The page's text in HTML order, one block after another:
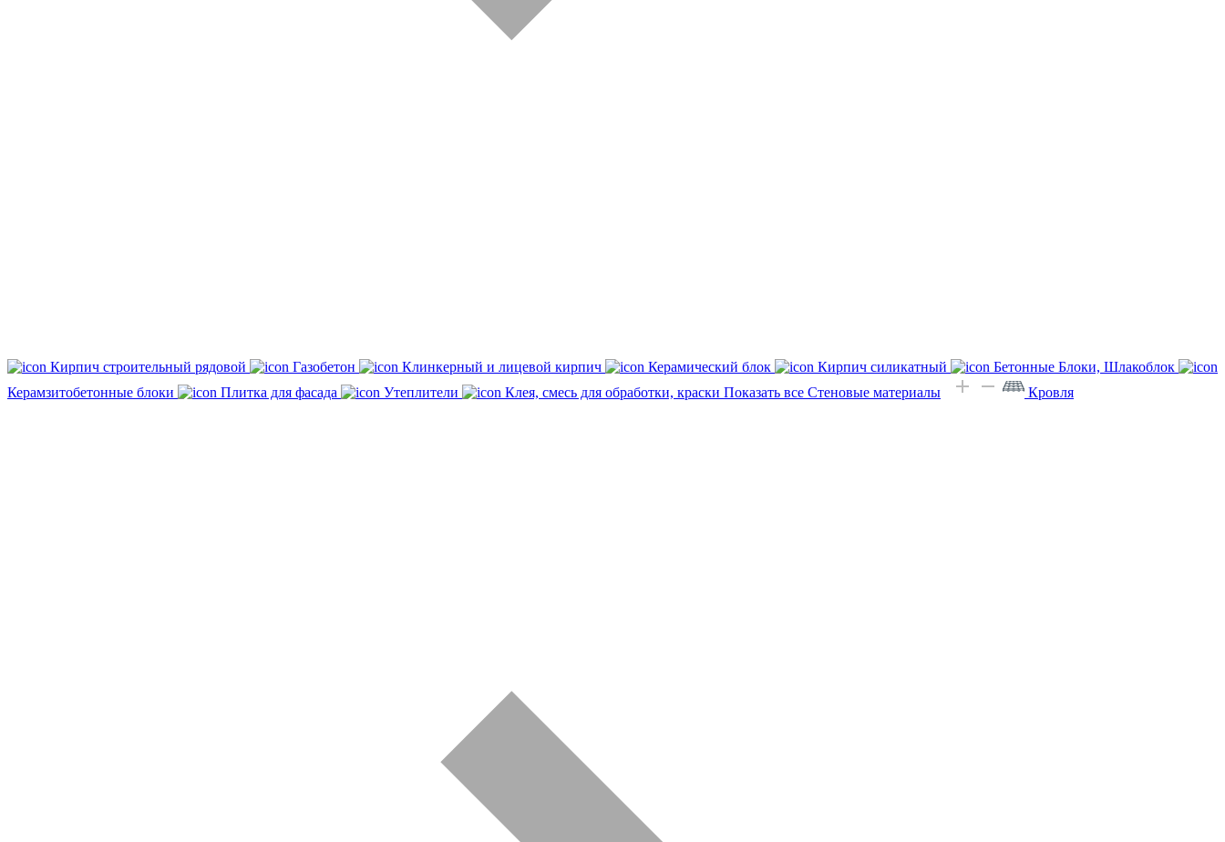
Кирпич строительный рядовой Газобетон Клинкерный и лицевой кирпич Керамический блок Кирпич силикатный
Бетонные Блоки, Шлакоблок
Керамзитобетонные блоки
Плитка для фасада Утеплители Клея, смесь для обработки, краски Показать все Стеновые материалы Кровля